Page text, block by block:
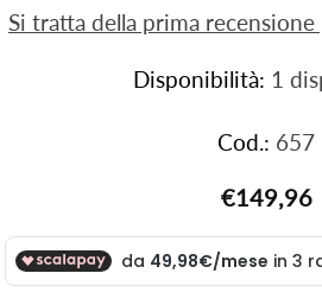
Si tratta della prima
Disponibilità: 1
Cod.: 657
€149,96